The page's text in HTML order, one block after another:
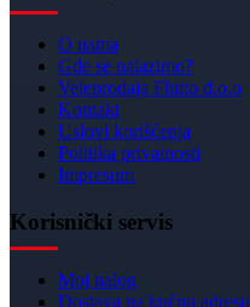
O nama
Gde se nalazimo?
Veleprodaja Flutto d.o.o
Kontakt
Uslovi korišćenja
Politika privatnosti
Impresum
Korisnički servis
Moj nalog
Dostava na kućnu adresu